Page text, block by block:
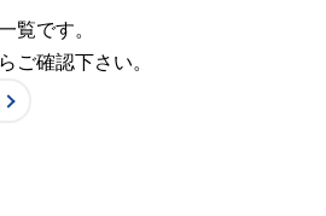
覧です。
ご確認下さい。